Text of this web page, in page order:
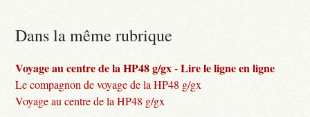
Dans la même rubrique
Voyage au centre de la HP48 g/gx - Lire le ligne en ligne
Le compagnon de voyage de la HP48 g/gx
Voyage au centre de la HP48 g/gx